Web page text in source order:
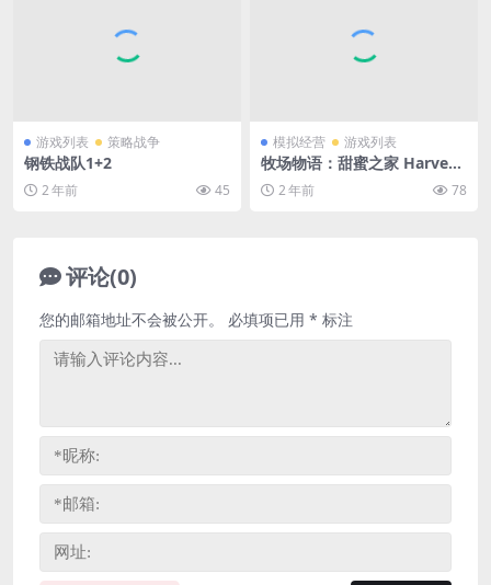
游戏列表 策略战争
钢铁战队1+2
2 年前 45
模拟经营 游戏列表
牧场物语：甜蜜之家 Harvest
Moon:Home Sweet Home
2 年前 78
评论(0)
您的邮箱地址不会被公开。 必填项已用 * 标注